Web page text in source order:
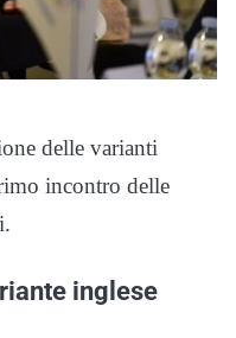
delle varianti
incontro delle
inglese